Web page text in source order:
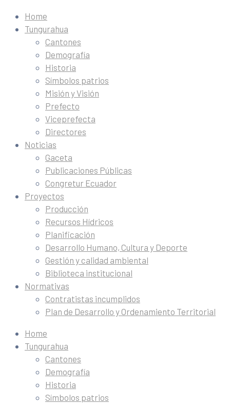
Home
Tungurahua
Cantones
Demografía
Historia
Símbolos patrios
Misión y Visión
Prefecto
Viceprefecta
Directores
Noticias
Gaceta
Publicaciones Públicas
Congretur Ecuador
Proyectos
Producción
Recursos Hídricos
Planificación
Desarrollo Humano, Cultura y Deporte
Gestión y calidad ambiental
Biblioteca institucional
Normativas
Contratistas incumplidos
Plan de Desarrollo y Ordenamiento Territorial
Home
Tungurahua
Cantones
Demografía
Historia
Símbolos patrios